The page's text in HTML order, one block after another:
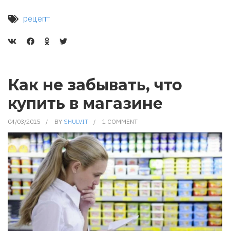
рецепт
Как не забывать, что
купить в магазине
04/03/2015 BY SHULVIT 1 COMMENT